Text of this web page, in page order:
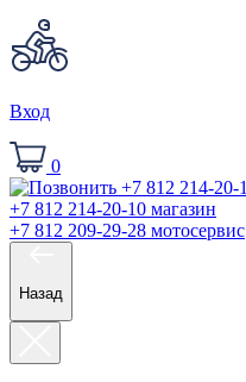
Вход
0
+7 812 214-20-10 магазин
+7 812 209-29-28 мотосервис
Назад